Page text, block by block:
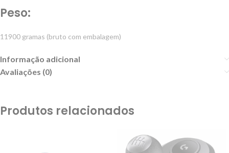
Peso:
11900 gramas (bruto com embalagem)
Informação adicional
Avaliações (0)
Produtos relacionados